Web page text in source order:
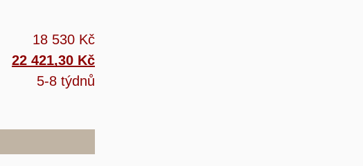
18 530 Kč
22 421,30 Kč
5-8 týdnů